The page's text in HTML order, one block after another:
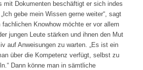
mit Dokumenten beschäftigt er sich indes
gebe mein Wissen gerne weiter“, sagt
Knowhow möchte er vor allem
jungen Leute stärken und ihnen den Mut
auf Anweisungen zu warten. „Es ist ein
über die Kompetenz verfügt, selbst zu
Dann könne man in sämtliche